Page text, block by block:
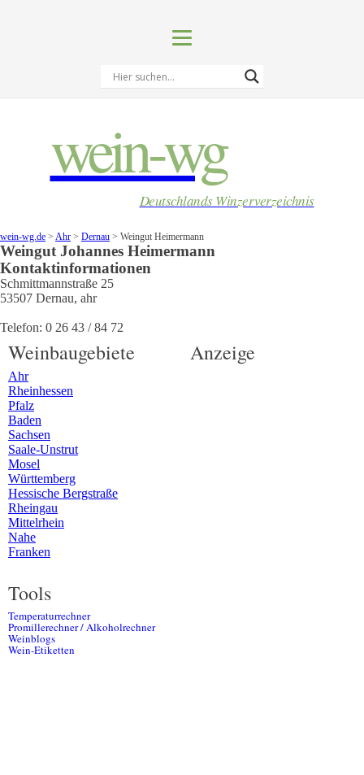
wein-wg
Deutschlands Winzerverzeichnis
wein-wg.de > Ahr > Dernau > Weingut Heimermann
Weingut Johannes Heimermann
Kontaktinformationen
Schmittmannstraße 25
53507 Dernau, ahr
Telefon: 0 26 43 / 84 72
Weinbaugebiete
Ahr
Rheinhessen
Pfalz
Baden
Sachsen
Saale-Unstrut
Mosel
Württemberg
Hessische Bergstraße
Rheingau
Mittelrhein
Nahe
Franken
Tools
Temperaturrechner
Promillerechner / Alkoholrechner
Weinblogs
Wein-Etiketten
Anzeige